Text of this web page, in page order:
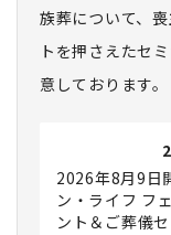
族葬について、
トを押さえたセ
意しております。
2026年8月9日
ン・ライフ フ
ント＆ご葬儀